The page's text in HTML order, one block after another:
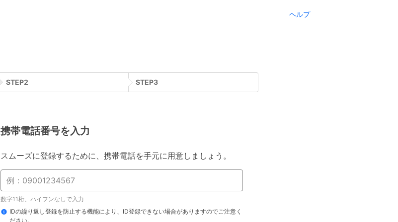
ヘルプ
STEP2 STEP3
携帯電話番号を入力
スムーズに登録するために、携帯電話を手元に用意しましょう。
数字11桁、ハイフンなしで入力
IDの繰り返し登録を防止する機能により、ID登録できない場合がありますのでご注意く
ださい。